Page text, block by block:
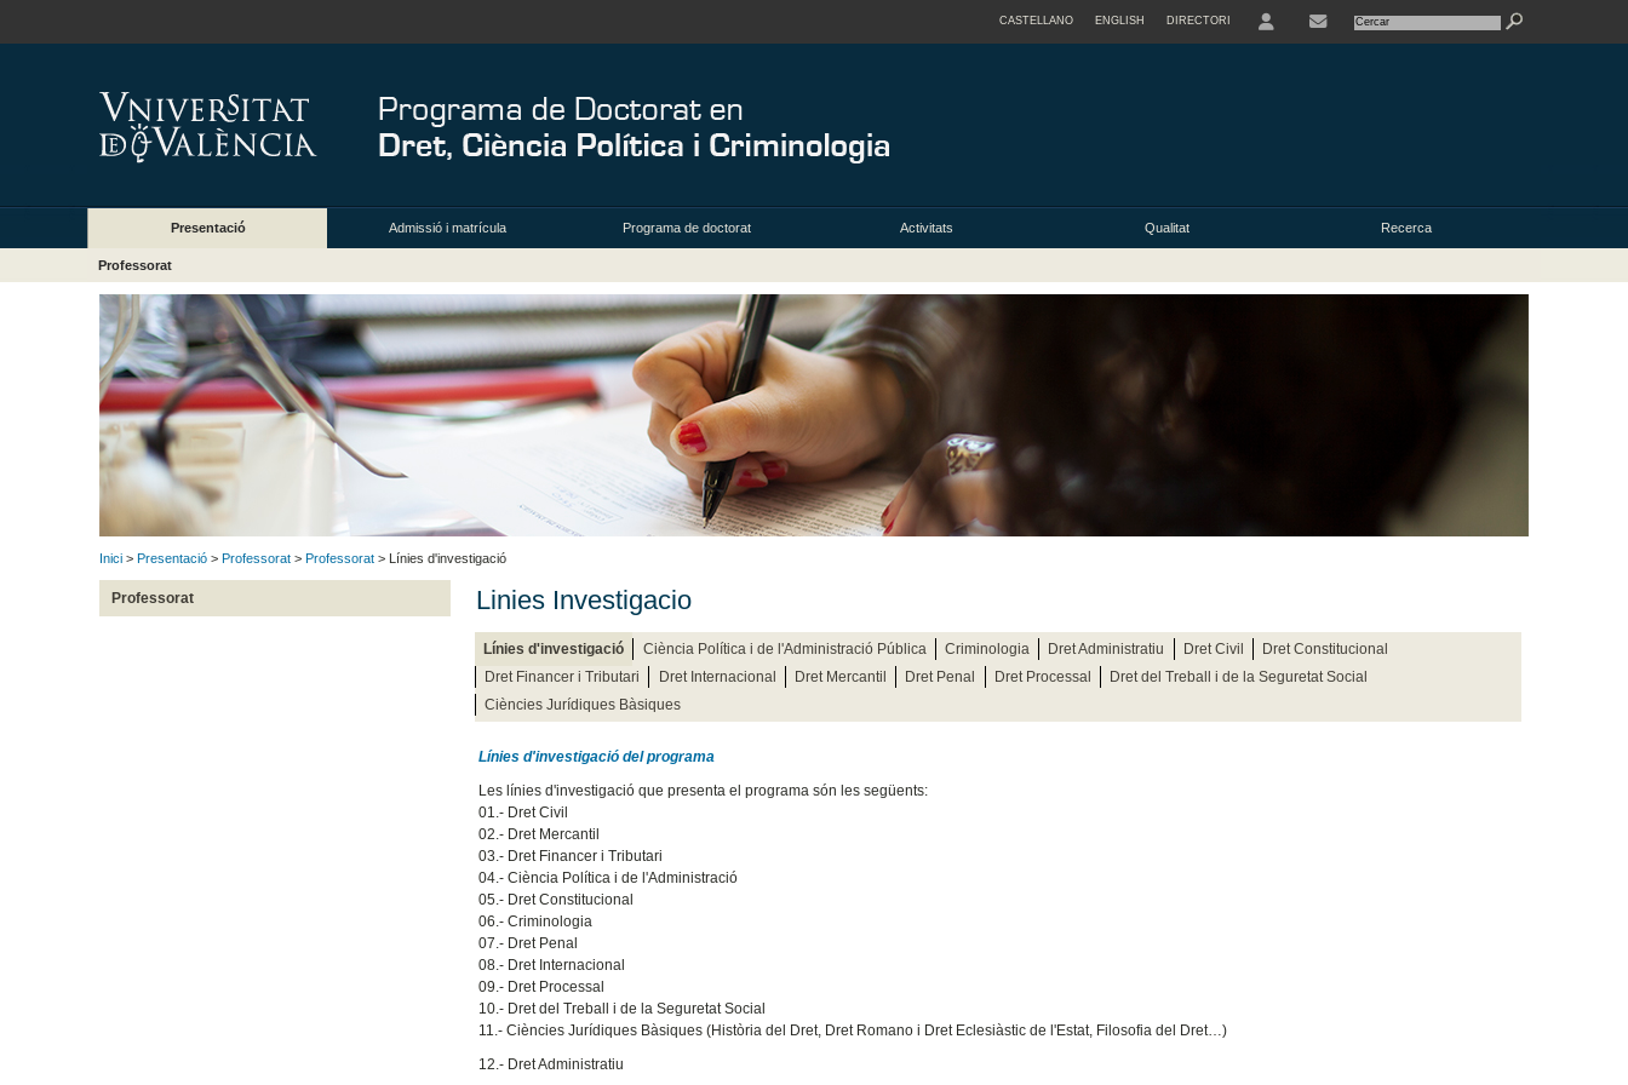
CASTELLANO ENGLISH DIRECTORI
Presentació Admissió i matrícula Programa de doctorat Activitats Qualitat Recerca
Professorat
Inici > Presentació > Professorat > Professorat > Línies d'investigació
Professorat Linies Investigacio
Línies d'investigació Ciència Política i de l'Administració Pública Criminologia Dret Administratiu Dret Civil
Dret Constitucional
Dret Financer i Tributari
Dret Internacional Dret Mercantil Dret Penal Dret Processal
Dret del Treball i de la Seguretat Social
Ciències Jurídiques Bàsiques
Línies d'investigació del programa
Les línies d'investigació que presenta el programa són les següents:
01.- Dret Civil
02.- Dret Mercantil
03.- Dret Financer i Tributari
04.- Ciència Política i de l'Administració
05.- Dret Constitucional
06.- Criminologia
07.- Dret Penal
08.- Dret Internacional
09.- Dret Processal
10.- Dret del Treball i de la Seguretat Social
11.- Ciències Jurídiques Bàsiques (Història del Dret, Dret Romano i Dret Eclesiàstic de l'Estat, Filosofia del Dret…)
12.- Dret Administratiu